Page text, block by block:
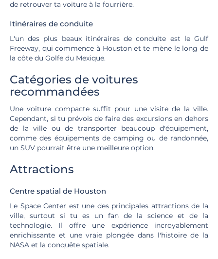
de retrouver ta voiture à la fourrière.
Itinéraires de conduite
L'un des plus beaux itinéraires de conduite est le Gulf
Freeway, qui commence à Houston et te mène le long de
la côte du Golfe du Mexique.
Catégories de voitures
recommandées
Une voiture compacte suffit pour une visite de la ville.
Cependant, si tu prévois de faire des excursions en dehors
de la ville ou de transporter beaucoup d'équipement,
comme des équipements de camping ou de randonnée,
un SUV pourrait être une meilleure option.
Attractions
Centre spatial de Houston
Le Space Center est une des principales attractions de la
ville, surtout si tu es un fan de la science et de la
technologie. Il offre une expérience incroyablement
enrichissante et une vraie plongée dans l'histoire de la
NASA et la conquête spatiale.